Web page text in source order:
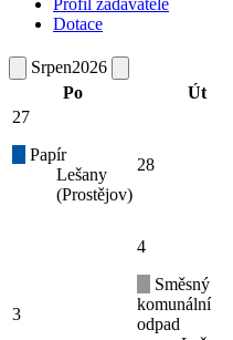
Dotace
Srpen2026
Po
Út
27
Papír
Lešany
(Prostějov)
28
3
4
Směsný
komunální
odpad